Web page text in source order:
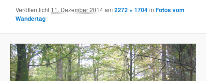
Veröffentlicht 11. Dezember 2014am2272 × 1704inFotos vom
Wandertag